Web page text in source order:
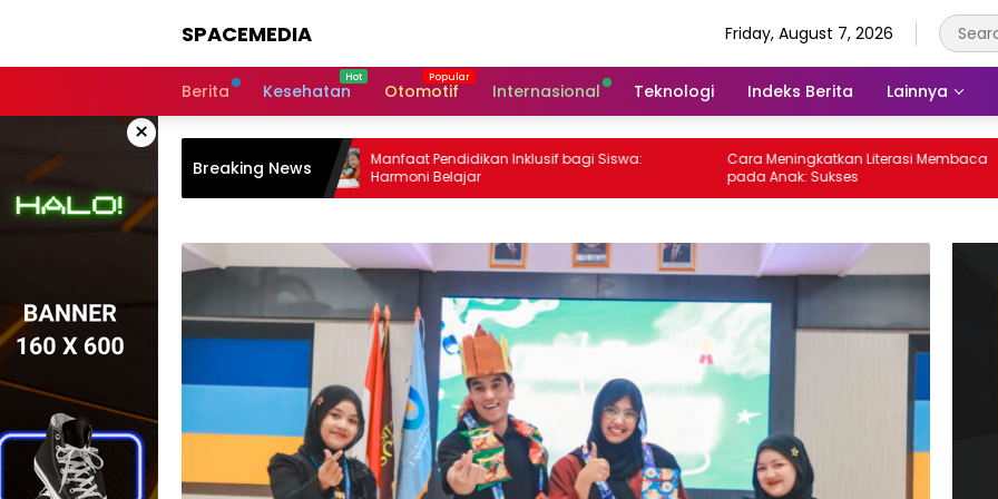
SPACEMEDIA Friday, August 7, 2026
Berita Kesehatan Otomotif Internasional Teknologi Indeks Berita Lainnya
×
Breaking News
dalam Menghadapi Gen Z
Manfaat Pendidikan Inklusif bagi Siswa:
Harmoni Belajar
Cara Meningkatkan Literasi Membaca
pada Anak: Sukses